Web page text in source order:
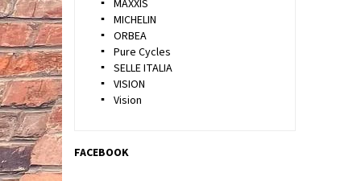
MAXXIS
MICHELIN
ORBEA
Pure Cycles
SELLE ITALIA
VISION
Vision
FACEBOOK